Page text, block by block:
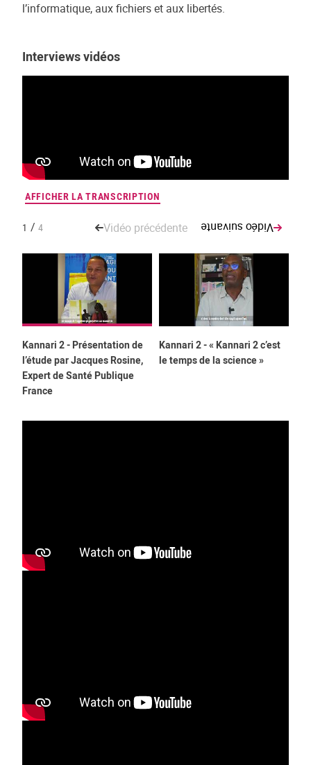
l’informatique, aux fichiers et aux libertés.
Interviews vidéos
1 / 4 Vidéo précédente Vidéo suivante
Kannari 2 - Présentation de
l’étude par Jacques Rosine,
Expert de Santé Publique
France
Kannari 2 - « Kannari 2 c’est
le temps de la science »
AFFICHER LA TRANSCRIPTION